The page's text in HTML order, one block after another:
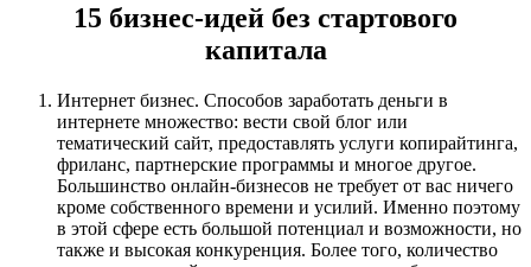
15 бизнес-идей без стартового
капитала
Интернет бизнес. Способов заработать деньги в
интернете множество: вести свой блог или
тематический сайт, предоставлять услуги копирайтинга,
фриланс, партнерские программы и многое другое.
Большинство онлайн-бизнесов не требует от вас ничего
кроме собственного времени и усилий. Именно поэтому
в этой сфере есть большой потенциал и возможности, но
также и высокая конкуренция. Более того, количество